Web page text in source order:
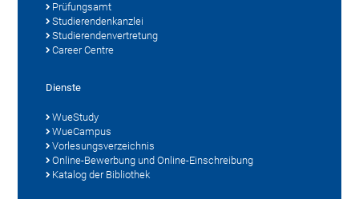
Prüfungsamt
Studierendenkanzlei
Studierendenvertretung
Career Centre
Dienste
WueStudy
WueCampus
Vorlesungsverzeichnis
Online-Bewerbung und Online-Einschreibung
Katalog der Bibliothek